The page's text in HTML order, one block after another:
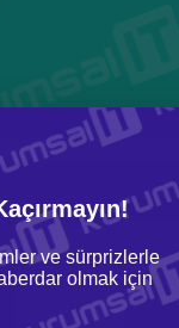
ve sürprizlerle
olmak için